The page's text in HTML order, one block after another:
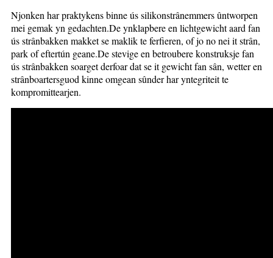
Njonken har praktykens binne ús silikonstrânemmers ûntworpen
mei gemak yn gedachten.De ynklapbere en lichtgewicht aard fan
ús strânbakken makket se maklik te ferfieren, of jo no nei it strân,
park of eftertún geane.De stevige en betroubere konstruksje fan
ús strânbakken soarget derfoar dat se it gewicht fan sân, wetter en
strânboartersguod kinne omgean sûnder har yntegriteit te
kompromittearjen.